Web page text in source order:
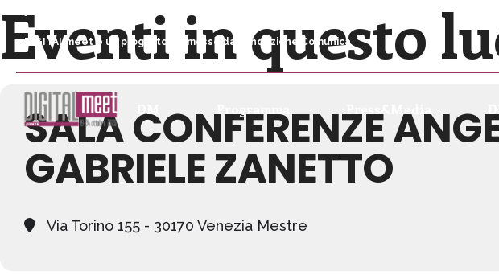
DIGITALmeet è un progetto promosso da Fondazione Comunica
Eventi in questo
SALA CONFERENZE
GABRIELE ZANETTO
Via Torino 155 - 30170 Venezia Mestre